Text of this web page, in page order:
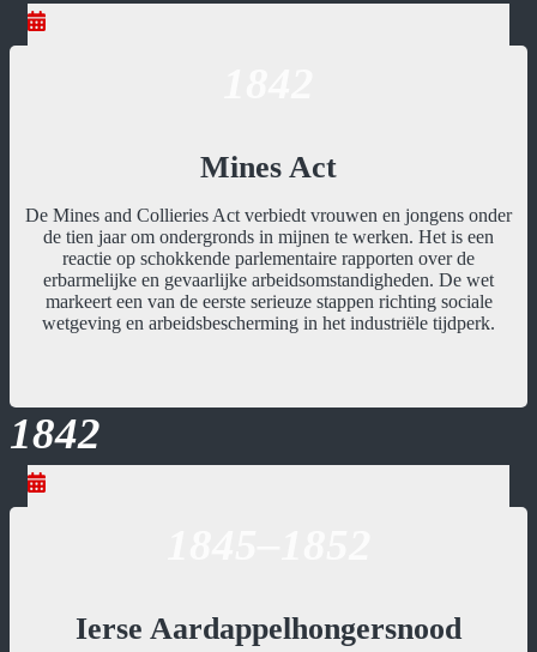
Mines Act
De Mines and Collieries Act verbiedt vrouwen en jongens onder
de tien jaar om ondergronds in mijnen te werken. Het is een
reactie op schokkende parlementaire rapporten over de
erbarmelijke en gevaarlijke arbeidsomstandigheden. De wet
markeert een van de eerste serieuze stappen richting sociale
wetgeving en arbeidsbescherming in het industriële tijdperk.
1842
Ierse Aardappelhongersnood